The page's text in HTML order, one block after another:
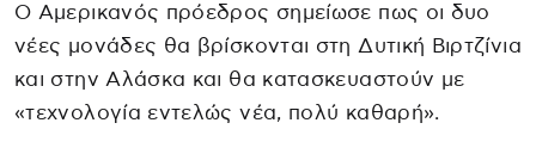
Ο Aμερικανός πρόεδρος σημείωσε πως οι δυο
νέες μονάδες θα βρίσκονται στη Δυτική Βιρτζίνια
και στην Αλάσκα και θα κατασκευαστούν με
«τεχνολογία εντελώς νέα, πολύ καθαρή».